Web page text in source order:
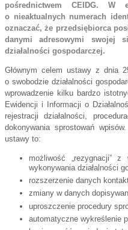
pośrednictwem CEIDG. W
o nieaktualnych numerach
oznaczać, że przedsiębiorca
danymi adresowymi swojej
działalności gospodarczej.
Głównym celem ustawy z dnia
o swobodzie działalności
wprowadzenie kilku bardzo
Ewidencji i Informacji o
rejestracji działalności,
dokonywania sprostowań
ustawy to:
możliwość „rezygnacji”
wykonywania działalności
rozszerzenie danych
zmiany w danych
uproszczenie procedury
automatyczne wykreślenie